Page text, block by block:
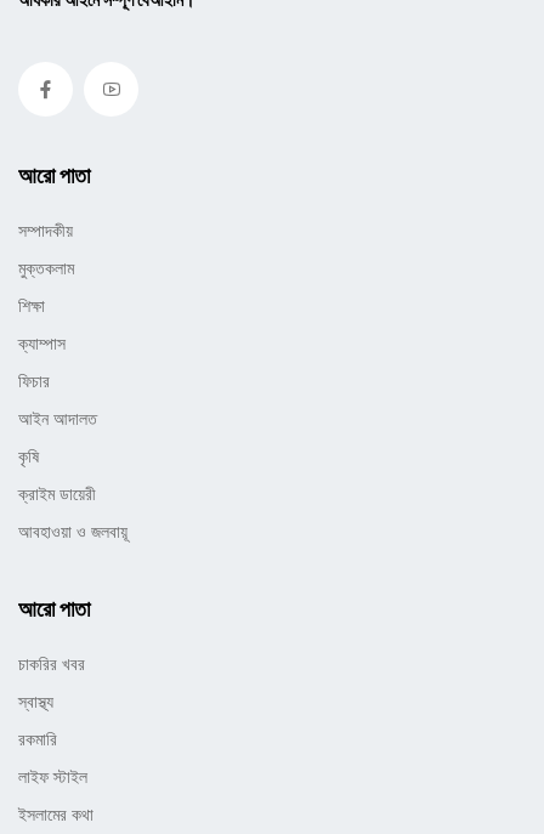
আরো পাতা
সম্পাদকীয়
মুক্তকলাম
শিক্ষা
ক্যাম্পাস
ফিচার
আইন আদালত
কৃষি
ক্রাইম ডায়েরী
আবহাওয়া ও জলবায়ূ
আরো পাতা
চাকরির খবর
স্বাস্থ্য
রকমারি
লাইফ স্টাইল
ইসলামের কথা